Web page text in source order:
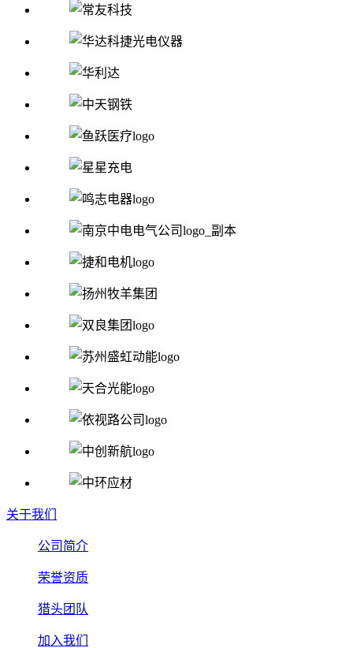
关于我们
公司简介
荣誉资质
猎头团队
加入我们